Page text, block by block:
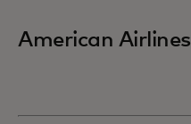
American Airlines